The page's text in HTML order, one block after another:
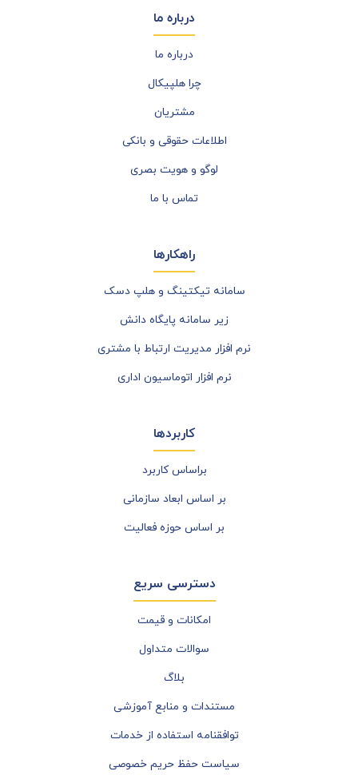
درباره ما
درباره ما
چرا هلپیکال
مشتریان
اطلاعات حقوقی و بانکی
لوگو و هویت بصری
تماس با ما
راهکارها
سامانه تیکتینگ و هلپ دسک
زیر سامانه پایگاه دانش
نرم افزار مدیریت ارتباط با مشتری
نرم افزار اتوماسیون اداری
کاربردها
براساس کاربرد
بر اساس ابعاد سازمانی
بر اساس حوزه فعالیت
دسترسی سریع
امکانات و قیمت
سوالات متداول
بلاگ
مستندات و منابع آموزشی
توافقنامه استفاده از خدمات
سیاست حفظ حریم خصوصی